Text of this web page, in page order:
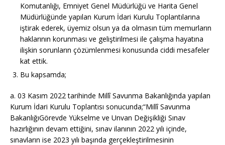
Komutanlığı, Emniyet Genel Müdürlüğü ve Harita Genel
Müdürlüğünde yapılan Kurum İdari Kurulu Toplantılarına
iştirak ederek, üyemiz olsun ya da olmasın tüm memurların
haklarının korunması ve geliştirilmesi ile çalışma hayatına
ilişkin sorunların çözümlenmesi konusunda ciddi mesafeler
kat ettik.
Bu kapsamda;
a. 03 Kasım 2022 tarihinde Millî Savunma Bakanlığında yapılan
Kurum İdari Kurulu Toplantısı sonucunda;“Millî Savunma
BakanlığıGörevde Yükselme ve Unvan Değişikliği Sınav
hazırlığının devam ettiğini, sınav ilanının 2022 yılı içinde,
sınavların ise 2023 yılı başında gerçekleştirilmesinin